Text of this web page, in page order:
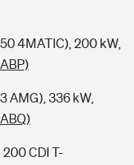
4MATIC), 200 kW,
AMG), 336 kW,
CDI T-